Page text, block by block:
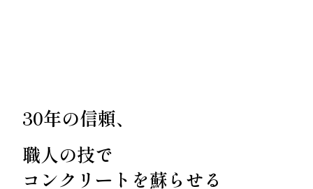
30年の信頼、
職人の技で
コンクリートを蘇らせる